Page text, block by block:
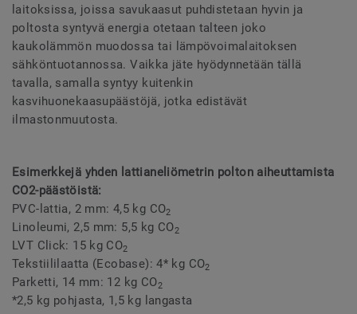
laitoksissa, joissa savukaasut puhdistetaan hyvin ja
poltosta syntyvä energia otetaan talteen joko
kaukolämmön muodossa tai lämpövoimalaitoksen
sähköntuotannossa. Vaikka jäte hyödynnetään tällä
tavalla, samalla syntyy kuitenkin
kasvihuonekaasupäästöjä, jotka edistävät
ilmastonmuutosta.
Esimerkkejä yhden lattianeliömetrin polton aiheuttamista
CO2-päästöistä:
PVC-lattia, 2 mm: 4,5 kg CO2
Linoleumi, 2,5 mm: 5,5 kg CO2
LVT Click: 15 kg CO2
Tekstiililaatta (Ecobase): 4* kg CO2
Parketti, 14 mm: 12 kg CO2
*2,5 kg pohjasta, 1,5 kg langasta